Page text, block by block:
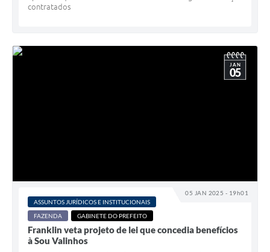
contratados
05 JAN 2025 - 19h01
JAN
05
ASSUNTOS JURÍDICOS E INSTITUCIONAIS
FAZENDA
GABINETE DO PREFEITO
Franklin veta projeto de lei que concedia benefícios
à Sou Valinhos